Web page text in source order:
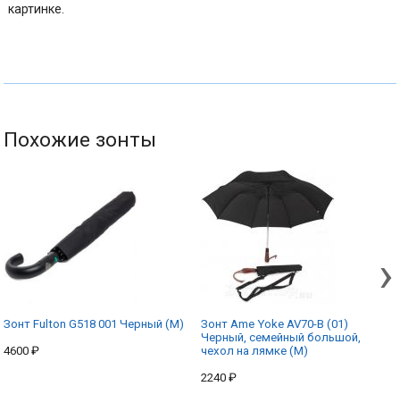
картинке.
Похожие зонты
Зонт Fulton G518 001 Черный (M)
4600 ₽
Зонт Ame Yoke AV70-B (01)
Черный, семейный большой,
чехол на лямке (M)
2240 ₽
›